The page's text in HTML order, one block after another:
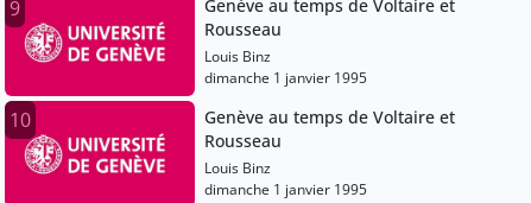
9
Genève au temps de Voltaire et
Rousseau
Louis Binz
dimanche 1 janvier 1995
10
Genève au temps de Voltaire et
Rousseau
Louis Binz
dimanche 1 janvier 1995